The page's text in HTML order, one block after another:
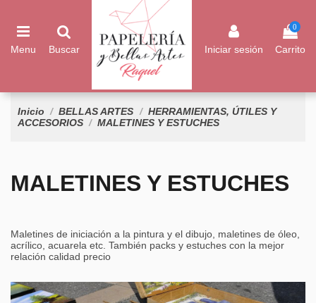
Menu Buscar Iniciar sesión
0
Carrito
Inicio BELLAS ARTES
HERRAMIENTAS, ÚTILES Y
ACCESORIOS
MALETINES Y ESTUCHES
MALETINES Y ESTUCHES
Maletines de iniciación a la pintura y el dibujo, maletines de óleo,
acrílico, acuarela etc. También packs y estuches con la mejor
relación calidad precio